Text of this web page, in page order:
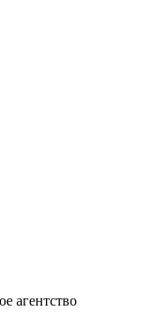
агентство